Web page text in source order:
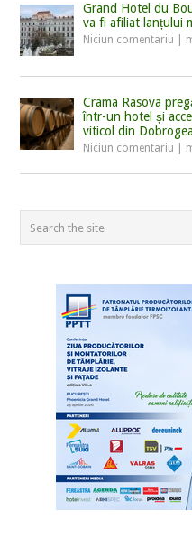
Grand Hotel du
va fi afiliat lanțului
Niciun comentariu
Crama Rasova
într-un hotel și
viticol din Dobrogea
Niciun comentariu